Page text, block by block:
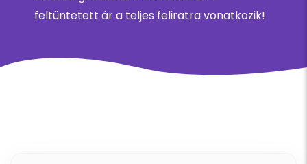
feltüntetett ár a teljes feliratra vonatkozik!